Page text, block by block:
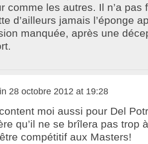
comme les autres. Il n’a pas
d’ailleurs jamais l’éponge
manquée, après une
28 octobre 2012 at 19:28
moi aussi pour Del
qu’il ne se brîlera pas trop
compétitif aux Masters!